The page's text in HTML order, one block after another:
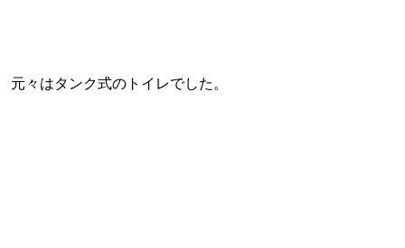
元々はタンク式のトイレでした。